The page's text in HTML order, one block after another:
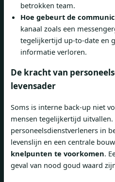
betrokken team.
Hoe gebeurt de
kanaal zoals een
tegelijkertijd up-to-date en
informatie verloren.
De kracht van
levensader
Soms is interne back-up niet
mensen tegelijkertijd
personeelsdienstverleners in
levenslijn en een centrale
knelpunten te voorkomen.
geval van nood goud waard